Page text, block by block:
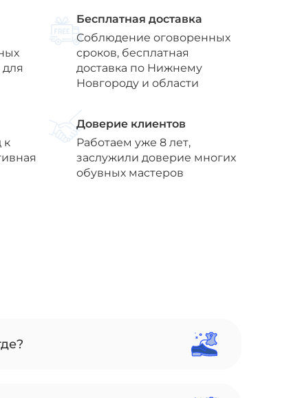
Бесплатная доставка
Соблюдение оговоренных
сроков, бесплатная
доставка по Нижнему
Новгороду и области
к
Доверие клиентов
Работаем уже 8 лет,
заслужили доверие многих
обувных мастеров